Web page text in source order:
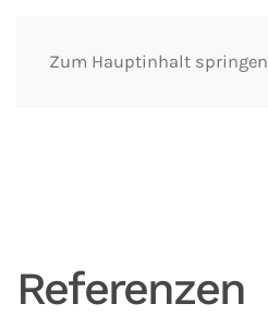
Zum Hauptinhalt springen
Referenzen